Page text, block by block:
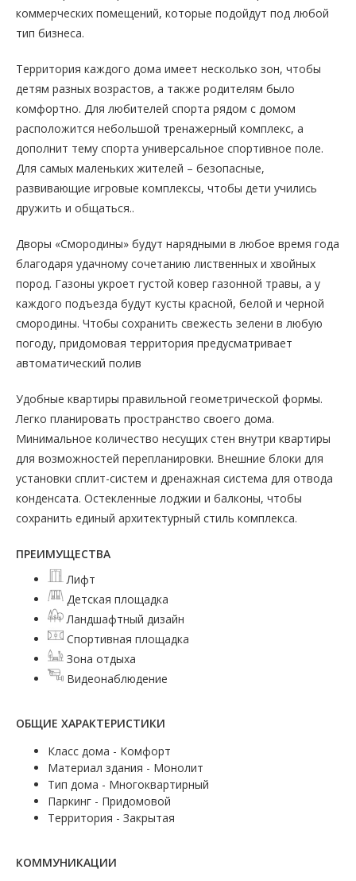
коммерческих помещений, которые подойдут под любой
тип бизнеса.
Территория каждого дома имеет несколько зон, чтобы
детям разных возрастов, а также родителям было
комфортно. Для любителей спорта рядом с домом
расположится небольшой тренажерный комплекс, а
дополнит тему спорта универсальное спортивное поле.
Для самых маленьких жителей – безопасные,
развивающие игровые комплексы, чтобы дети учились
дружить и общаться..
Дворы «Смородины» будут нарядными в любое время года
благодаря удачному сочетанию лиственных и хвойных
пород. Газоны укроет густой ковер газонной травы, а у
каждого подъезда будут кусты красной, белой и черной
смородины. Чтобы сохранить свежесть зелени в любую
погоду, придомовая территория предусматривает
автоматический полив
Удобные квартиры правильной геометрической формы.
Легко планировать пространство своего дома.
Минимальное количество несущих стен внутри квартиры
для возможностей перепланировки. Внешние блоки для
установки сплит-систем и дренажная система для отвода
конденсата. Остекленные лоджии и балконы, чтобы
сохранить единый архитектурный стиль комплекса.
ПРЕИМУЩЕСТВА
Лифт
Детская площадка
Ландшафтный дизайн
Спортивная площадка
Зона отдыха
Видеонаблюдение
ОБЩИЕ ХАРАКТЕРИСТИКИ
Класс дома - Комфорт
Материал здания - Монолит
Тип дома - Многоквартирный
Паркинг - Придомовой
Территория - Закрытая
КОММУНИКАЦИИ